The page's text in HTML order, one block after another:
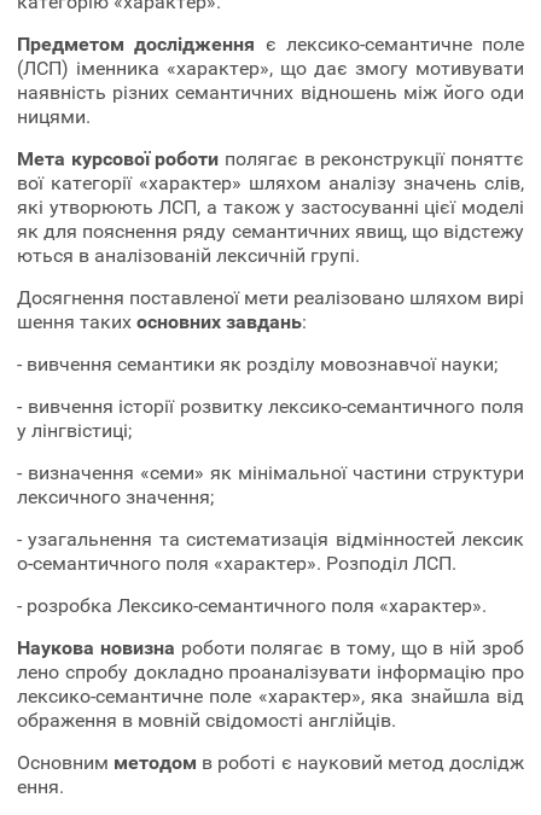
Предметом дослідження є лексико-семантичне поле
(ЛСП) іменника «характер», що дає змогу мотивувати
наявність різних семантичних відношень між його оди
ницями.
Мета курсової роботи полягає в реконструкції поняттє
вої категорії «характер» шляхом аналізу значень слів,
які утворюють ЛСП, а також у застосуванні цієї моделі
як для пояснення ряду семантичних явищ, що відстежу
ються в аналізованій лексичній групі.
Досягнення поставленої мети реалізовано шляхом вирі
шення таких основних завдань:
- вивчення семантики як розділу мовознавчої науки;
- вивчення історії розвитку лексико-семантичного поля
у лінгвістиці;
- визначення «семи» як мінімальної частини структури
лексичного значення;
- узагальнення та систематизація відмінностей лексик
о-семантичного поля «характер». Розподіл ЛСП.
- розробка Лексико-семантичного поля «характер».
Наукова новизна роботи полягає в тому, що в ній зроб
лено спробу докладно проаналізувати інформацію про
лексико-семантичне поле «характер», яка знайшла від
ображення в мовній свідомості англійців.
Основним методом в роботі є науковий метод дослідж
ення.